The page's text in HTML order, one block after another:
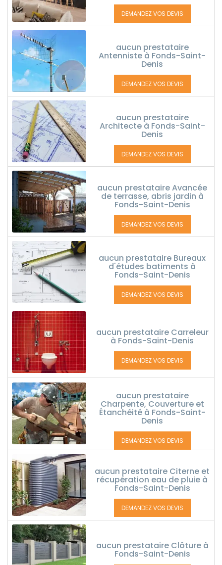
DEMANDEZ VOS DEVIS
aucun prestataire
Antenniste à Fonds-Saint-
Denis
DEMANDEZ VOS DEVIS
aucun prestataire
Architecte à Fonds-Saint-
Denis
DEMANDEZ VOS DEVIS
aucun prestataire Avancée
de terrasse, abris jardin à
Fonds-Saint-Denis
DEMANDEZ VOS DEVIS
aucun prestataire Bureaux
d'études batiments à
Fonds-Saint-Denis
DEMANDEZ VOS DEVIS
aucun prestataire Carreleur
à Fonds-Saint-Denis
DEMANDEZ VOS DEVIS
aucun prestataire
Charpente, Couverture et
Étanchéité à Fonds-Saint-
Denis
DEMANDEZ VOS DEVIS
aucun prestataire Citerne et
récupération eau de pluie à
Fonds-Saint-Denis
DEMANDEZ VOS DEVIS
aucun prestataire Clôture à
Fonds-Saint-Denis